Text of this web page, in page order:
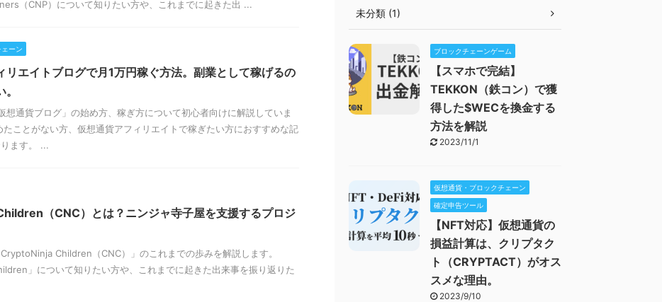
（CNP）について知りたい方や、これまでに起きた出 ...
ーン
リエイトブログで月1万円稼ぐ方法。副業として稼げるの
想通貨ブログ」の始め方、稼ぎ方について初心者向けに解説していま
ことがない方、仮想通貨アフィリエイトで稼ぎたい方におすすめな記
ます。 ...
（CNC）とは？ニンジャ寺子屋を支援するプロジ
Children（CNC）」のこれまでの歩みを解説します。
」について知りたい方や、これまでに起きた出来事を振り返りた
未分類 (1)
ブロックチェーンゲーム
【スマホで完結】
TEKKON（鉄コン）で獲
得した$WECを換金する
方法を解説
2023/11/1
仮想通貨・ブロックチェーン
確定申告ツール
【NFT対応】仮想通貨の
損益計算は、クリプタク
ト（CRYPTACT）がオス
スメな理由。
2023/9/10